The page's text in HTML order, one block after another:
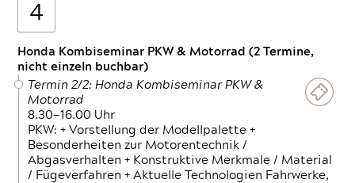
4
Honda Kombiseminar PKW & Motorrad (2 Termine,
nicht einzeln buchbar)
Termin 2/2: Honda Kombiseminar PKW &
Motorrad
8.30—16.00 Uhr
PKW: + Vorstellung der Modellpalette +
Besonderheiten zur Motorentechnik /
Abgasverhalten + Konstruktive Merkmale / Material
/ Fügeverfahren + Aktuelle Technologien Fahrwerke,